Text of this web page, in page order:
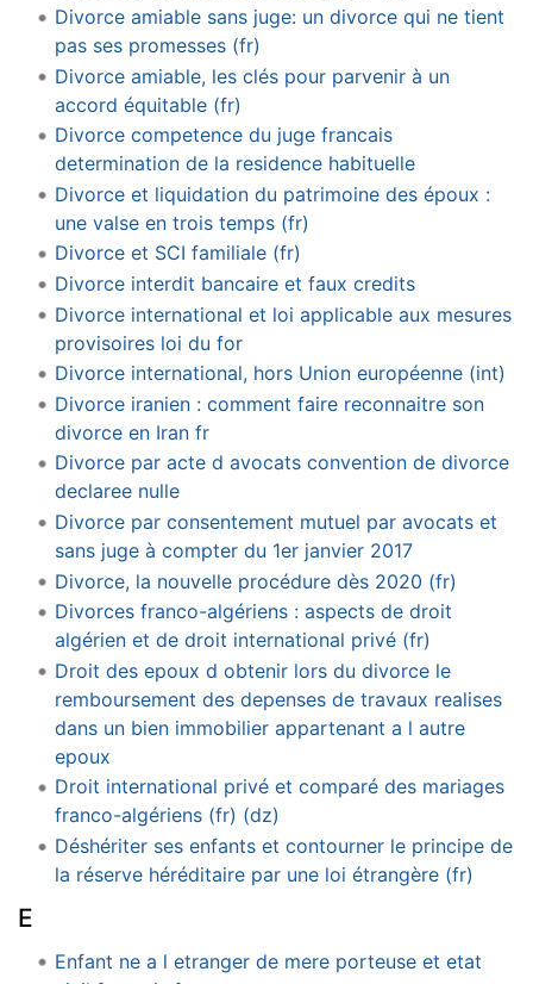
Divorce amiable sans juge: un divorce qui ne tient
pas ses promesses (fr)
Divorce amiable, les clés pour parvenir à un
accord équitable (fr)
Divorce competence du juge francais
determination de la residence habituelle
Divorce et liquidation du patrimoine des époux :
une valse en trois temps (fr)
Divorce et SCI familiale (fr)
Divorce interdit bancaire et faux credits
Divorce international et loi applicable aux mesures
provisoires loi du for
Divorce international, hors Union européenne (int)
Divorce iranien : comment faire reconnaitre son
divorce en Iran fr
Divorce par acte d avocats convention de divorce
declaree nulle
Divorce par consentement mutuel par avocats et
sans juge à compter du 1er janvier 2017
Divorce, la nouvelle procédure dès 2020 (fr)
Divorces franco-algériens : aspects de droit
algérien et de droit international privé (fr)
Droit des epoux d obtenir lors du divorce le
remboursement des depenses de travaux realises
dans un bien immobilier appartenant a l autre
epoux
Droit international privé et comparé des mariages
franco-algériens (fr) (dz)
Déshériter ses enfants et contourner le principe de
la réserve héréditaire par une loi étrangère (fr)
E
Enfant ne a l etranger de mere porteuse et etat